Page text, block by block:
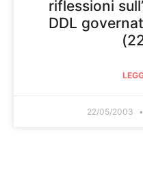
riflessioni
DDL
22/05/2003